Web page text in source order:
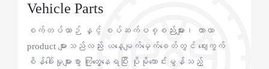
Vehicle Parts
စက်တပ်ယာဉ် နှင့် စပ်ဆက်ပစ္စည်းများ၊ တာယာ
product များသည်လည်း ယနေ့မျက်မှေက်ခေတ်တွင် ဈေးကွက်
စိန်ခေါ်မှုများစွာ ကြုံတွေ့နေရပြီး ပိုမိုကောင်းမွန်သည့်